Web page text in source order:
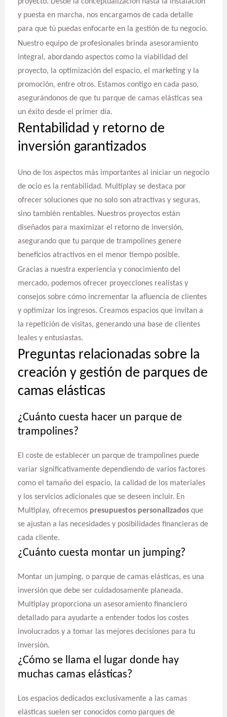
y puesta en marcha, nos encargamos de cada detalle
para que tú puedas enfocarte en la gestión de tu negocio.
Nuestro equipo de profesionales brinda asesoramiento
integral, abordando aspectos como la viabilidad del
proyecto, la optimización del espacio, el marketing y la
promoción, entre otros. Estamos contigo en cada paso,
asegurándonos de que tu parque de camas elásticas sea
un éxito desde el primer día.
Rentabilidad y retorno de
inversión garantizados
Uno de los aspectos más importantes al iniciar un negocio
de ocio es la rentabilidad. Multiplay se destaca por
ofrecer soluciones que no solo son atractivas y seguras,
sino también rentables. Nuestros proyectos están
diseñados para maximizar el retorno de inversión,
asegurando que tu parque de trampolines genere
beneficios atractivos en el menor tiempo posible.
Gracias a nuestra experiencia y conocimiento del
mercado, podemos ofrecer proyecciones realistas y
consejos sobre cómo incrementar la afluencia de clientes
y optimizar los ingresos. Creamos espacios que invitan a
la repetición de visitas, generando una base de clientes
leales y entusiastas.
Preguntas relacionadas sobre la
creación y gestión de parques de
camas elásticas
¿Cuánto cuesta hacer un parque de
trampolines?
El coste de establecer un parque de trampolines puede
variar significativamente dependiendo de varios factores
como el tamaño del espacio, la calidad de los materiales
y los servicios adicionales que se deseen incluir. En
Multiplay, ofrecemos presupuestos personalizadosque
se ajustan a las necesidades y posibilidades financieras de
cada cliente.
¿Cuánto cuesta montar un jumping?
Montar un jumping, o parque de camas elásticas, es una
inversión que debe ser cuidadosamente planeada.
Multiplay proporciona un asesoramiento financiero
detallado para ayudarte a entender todos los costes
involucrados y a tomar las mejores decisiones para tu
inversión.
¿Cómo se llama el lugar donde hay
muchas camas elásticas?
Los espacios dedicados exclusivamente a las camas
elásticas suelen ser conocidos como parques de